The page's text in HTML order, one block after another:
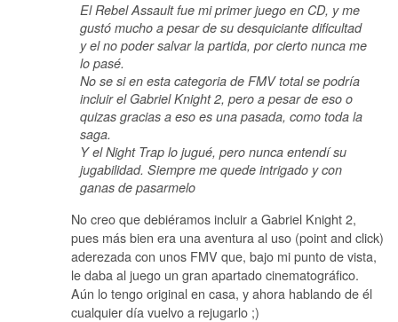
El Rebel Assault fue mi primer juego en CD, y me
gustó mucho a pesar de su desquiciante dificultad
y el no poder salvar la partida, por cierto nunca me
lo pasé.
No se si en esta categoria de FMV total se podría
incluir el Gabriel Knight 2, pero a pesar de eso o
quizas gracias a eso es una pasada, como toda la
saga.
Y el Night Trap lo jugué, pero nunca entendí su
jugabilidad. Siempre me quede intrigado y con
ganas de pasarmelo
No creo que debiéramos incluir a Gabriel Knight 2,
pues más bien era una aventura al uso (point and click)
aderezada con unos FMV que, bajo mi punto de vista,
le daba al juego un gran apartado cinematográfico.
Aún lo tengo original en casa, y ahora hablando de él
cualquier día vuelvo a rejugarlo ;)